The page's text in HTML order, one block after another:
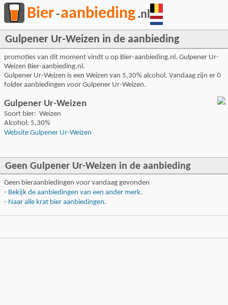
Bier-aanbieding .nl
Gulpener Ur-Weizen in de aanbieding
promoties van dit moment vindt u op Bier-aanbieding.nl. Gulpener Ur-
Weizen Bier-aanbieding.nl.
Gulpener Ur-Weizen is een Weizen van 5,30% alcohol. Vandaag zijn er 0
folder aanbiedingen voor Gulpener Ur-Weizen.
Gulpener Ur-Weizen
Soort bier: Weizen
Alcohol: 5,30%
Website Gulpener Ur-Weizen
Geen Gulpener Ur-Weizen in de aanbieding
Geen bieraanbiedingen voor vandaag gevonden
- Bekijk de aanbiedingen van een ander merk.
- Naar alle krat bier aanbiedingen.